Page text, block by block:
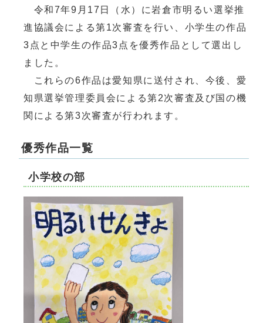
令和7年9月17日（水）に岩倉市明るい選挙推
進協議会による第1次審査を行い、小学生の作品
3点と中学生の作品3点を優秀作品として選出し
ました。
これらの6作品は愛知県に送付され、今後、愛
知県選挙管理委員会による第2次審査及び国の機
関による第3次審査が行われます。
優秀作品一覧
小学校の部